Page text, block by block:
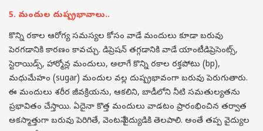
5. మందుల దుష్ప్రభావాలు..
కొన్ని రకాల ఆరోగ్య సమస్యల కోసం వాడే మందులు కూడా బరువు
పెరగడానికి కారణం కావచ్చు. డిప్రెషన్ తగ్గడానికి వాడే యాంటీడిప్రెసెంట్స్,
స్టెరాయిడ్స్, హార్మోన్ల మందులు, అలాగే కొన్ని రకాల రక్తపోటు (bp),
మధుమేహం (sugar) మందుల వల్ల దుష్ప్రభావంగా బరువు పెరుగుతారు.
ఈ మందులు శరీర జీవక్రియను, ఆకలిని, బాడీలోని నీటి సమతుల్యతను
ప్రభావితం చేస్తాయి. ఏదైనా కొత్త మందులు వాడటం ప్రారంభించిన తర్వాత
అకస్మాత్తుగా బరువు పెరిగితే, వెంటనే వైద్యుడికి తెలపాలి. అంతే తప్ప వైద్యుల